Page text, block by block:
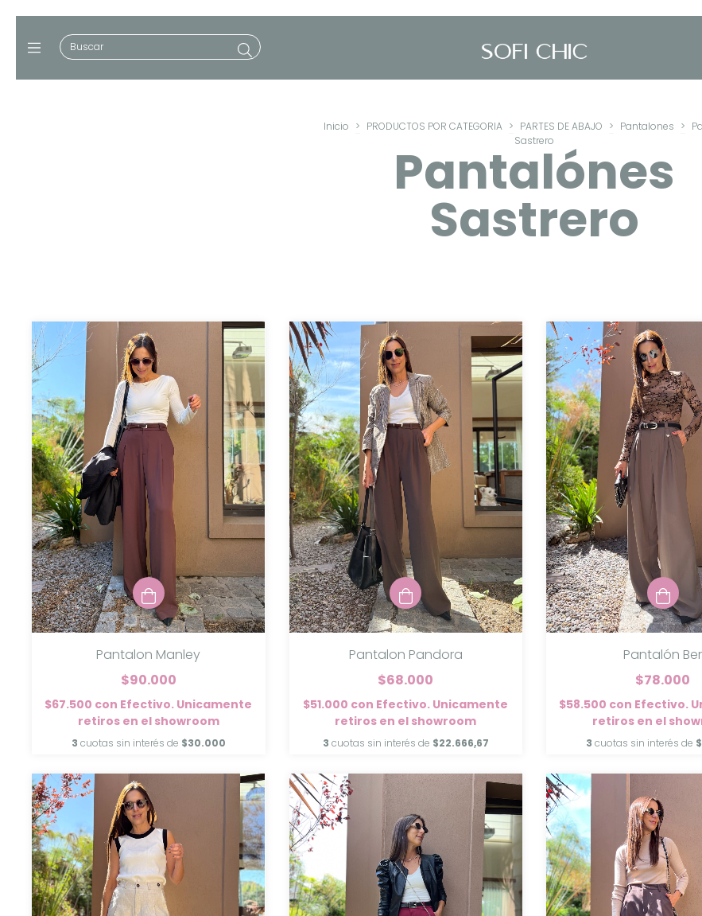
Inicio > PRODUCTOS POR CATEGORIA > PARTES DE ABAJO > Pantalones >
Sastrero
Pantalónes
Sastrero
Pantalon Manley
$90.000
$67.500 con Efectivo. Unicamente
retiros en el showroom
3 cuotas sin interés de $30.000
Pantalon Pandora
$68.000
$51.000 con Efectivo. Unicamente
retiros en el showroom
3 cuotas sin interés de $22.666,67
Pantalón Ber
$78.000
$58.500 con Efectivo.
retiros en el
3 cuotas sin interés de